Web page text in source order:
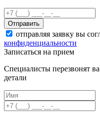
Отправить
отправляя заявку вы
конфиденциальности
Записаться на прием
Специалисты перезвонят
детали